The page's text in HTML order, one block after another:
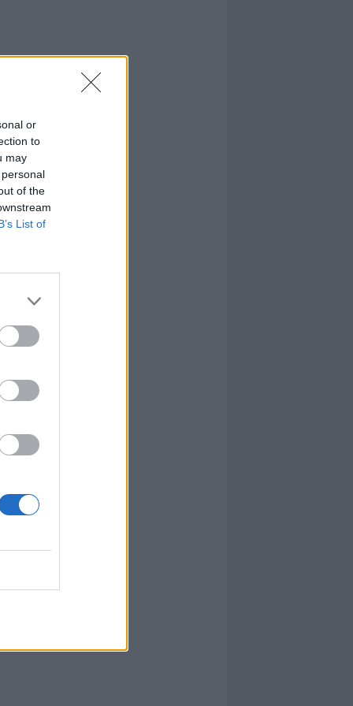
or
to
may
of the
List of